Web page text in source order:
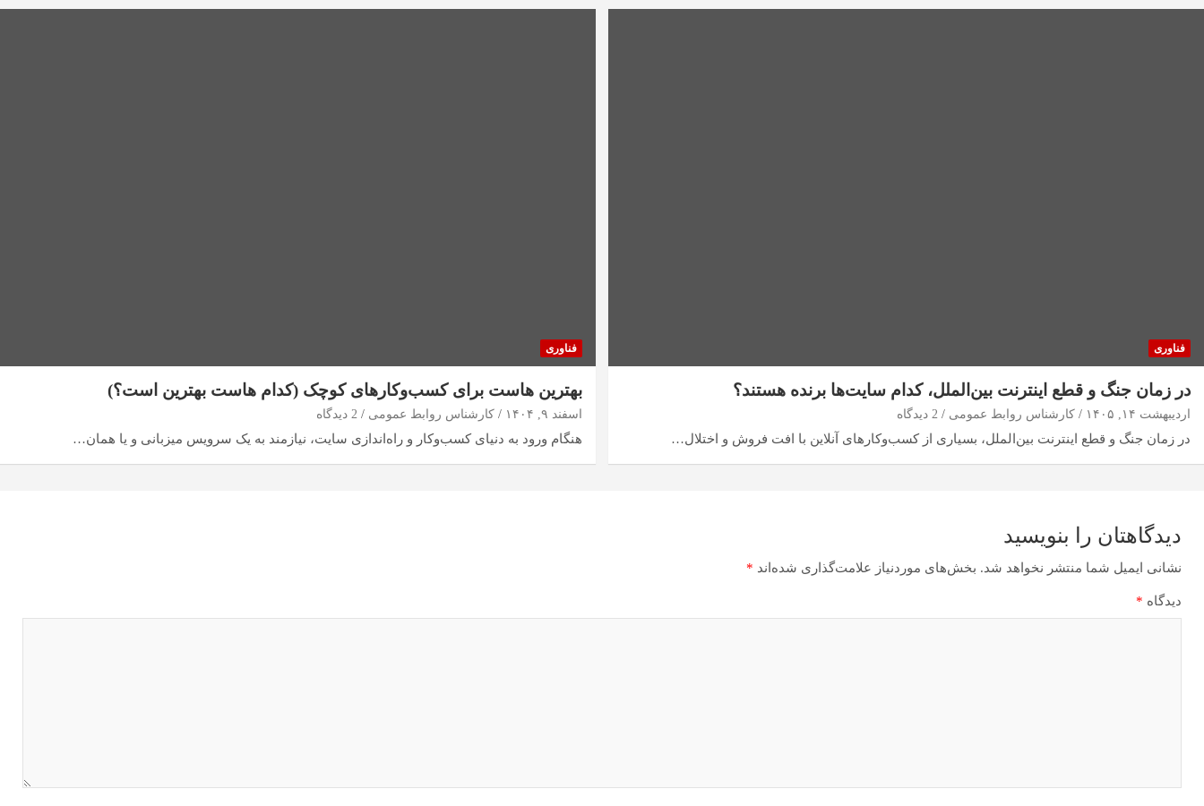
فناوری
در زمان جنگ و قطع اینترنت بین‌الملل، کدام سایت‌ها برنده هستند؟
اردیبهشت ۱۴, ۱۴۰۵ کارشناس روابط عمومی 2 دیدگاه
در زمان جنگ و قطع اینترنت بین‌الملل، بسیاری از کسب‌وکارهای آنلاین با افت فروش و اختلال…
فناوری
بهترین هاست برای کسب‌وکارهای کوچک (کدام هاست بهترین است؟)
اسفند ۹, ۱۴۰۴ کارشناس روابط عمومی 2 دیدگاه
هنگام ورود به دنیای کسب‌وکار و راه‌اندازی سایت، نیازمند به یک سرویس میزبانی و یا همان…
دیدگاهتان را بنویسید
نشانی ایمیل شما منتشر نخواهد شد. بخش‌های موردنیاز علامت‌گذاری شده‌اند *
دیدگاه *